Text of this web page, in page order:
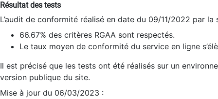
Résultat des tests
L’audit de conformité réalisé en date du 09/11/2022 par
66.67% des critères RGAA sont respectés.
Le taux moyen de conformité du service en ligne
Il est précisé que les tests ont été réalisés sur un
version publique du site.
Mise à jour du 06/03/2023 :